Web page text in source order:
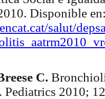
Disponible
salut/
C.
Pediatrics 2010;